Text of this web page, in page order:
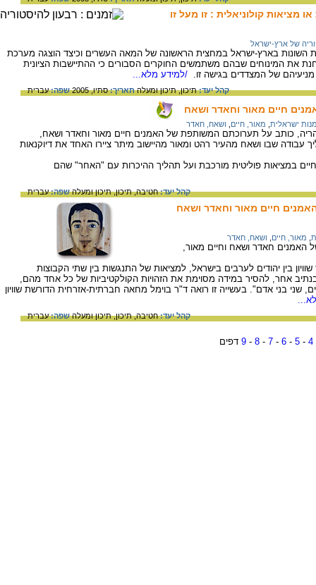
מציאות קולוניאלית : זו מעל זו
של ארץ-ישראל
השונות בארץ-ישראל במחצית הראשונה של המאה העשרים וכיצד הוצגה מערכת
את המינוחים שבהם משתמשים החוקרים הסבורים כי ההתיישבות הציונית
של המצדדים בגישה זו.
/למידע מלא...
קהל יעד:תיכון,תיכון ומעלהתאריך:סתיו, 2005 שפה:עברית
חיים מאור וחאדר ושאח
ישראלית מאור, חיים ושאח, חאדר
כותב על תערוכתם המשותפת של האמנים חיים מאור וחאדר ושאח,
עבודה שבו ושאח מהעיר רהט ומאור מהיישוב מיתר ציירו האחד את דיוקנאות
במציאות פוליטית מורכבת ועל תהליך ההיכרות עם "האחר" שהם
קהל יעד:חטיבה,תיכון,תיכון ומעלהשפה:עברית
חיים מאור וחאדר ושאח
מאור, חיים ושאח, חאדר
האמנים חאדר ושאח וחיים מאור,
בין יהודים לערבים בישראל, למציאות של התנגשות בין שתי הקבוצות
אחר, להסיר במידה מסוימת את הזהויות הקולקטיביות של כל אחד מהם,
שני בני אדם". בעשייה זו רואה ד"ר בוימל מחאה חברתית-אזרחית הדורשת שוויון
קהל יעד:חטיבה,תיכון,תיכון ומעלהשפה:עברית
4
-
5
-
6
-
7
-
8
-
9 דפים